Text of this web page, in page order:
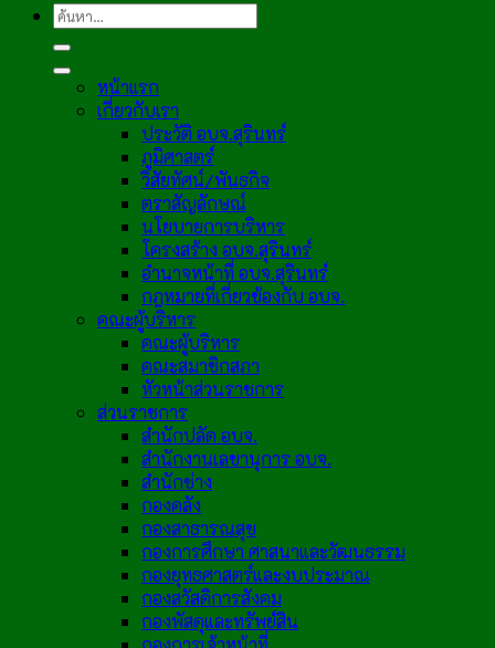
หน้าแรก
เกี่ยวกับเรา
ประวัติ อบจ.สุรินทร์
ภูมิศาสตร์
วิสัยทัศน์/พันธกิจ
ตราสัญลักษณ์
นโยบายการบริหาร
โครงสร้าง อบจ.สุรินทร์
อำนาจหน้าที่ อบจ.สุรินทร์
กฎหมายที่เกี่ยวข้องกับ อบจ.
คณะผู้บริหาร
คณะผู้บริหาร
คณะสมาชิกสภา
หัวหน้าส่วนราชการ
ส่วนราชการ
สำนักปลัด อบจ.
สำนักงานเลขานุการ อบจ.
สำนักช่าง
กองคลัง
กองสาธารณสุข
กองการศึกษา ศาสนาและวัฒนธรรม
กองยุทธศาสตร์และงบประมาณ
กองสวัสดิการสังคม
กองพัสดุและทรัพย์สิน